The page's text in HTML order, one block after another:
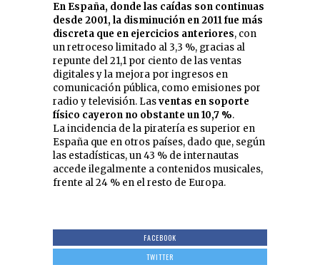
En España, donde las caídas son continuas
desde 2001, la disminución en 2011 fue más
discreta que en ejercicios anteriores, con
un retroceso limitado al 3,3 %, gracias al
repunte del 21,1 por ciento de las ventas
digitales y la mejora por ingresos en
comunicación pública, como emisiones por
radio y televisión. Lasventas en soporte
físico cayeron no obstante un 10,7 %.
La incidencia de la piratería es superior en
España que en otros países, dado que, según
las estadísticas, un 43 % de internautas
accede ilegalmente a contenidos musicales,
frente al 24 % en el resto de Europa.
FACEBOOK
TWITTER